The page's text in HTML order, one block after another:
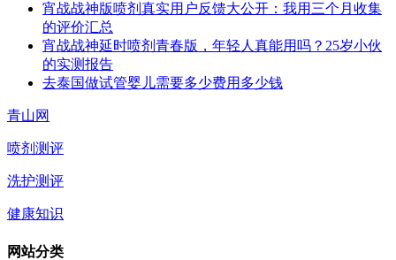
宵战战神版喷剂真实用户反馈大公开：我用三个月收集
的评价汇总
宵战战神延时喷剂青春版，年轻人真能用吗？25岁小伙
的实测报告
去泰国做试管婴儿需要多少费用多少钱
青山网
喷剂测评
洗护测评
健康知识
网站分类